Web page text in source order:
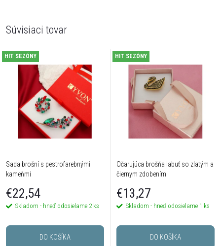
Súvisiaci tovar
HIT SEZÓNY
Sada brošní s pestrofarebnými
kameňmi
€22,54
Skladom - hneď odosielame 2 ks
DO KOŠÍKA
HIT SEZÓNY
Očarujúca brošňa labuť so zlatým a
čiernym zdobením
€13,27
Skladom - hneď odosielame 1 ks
DO KOŠÍKA